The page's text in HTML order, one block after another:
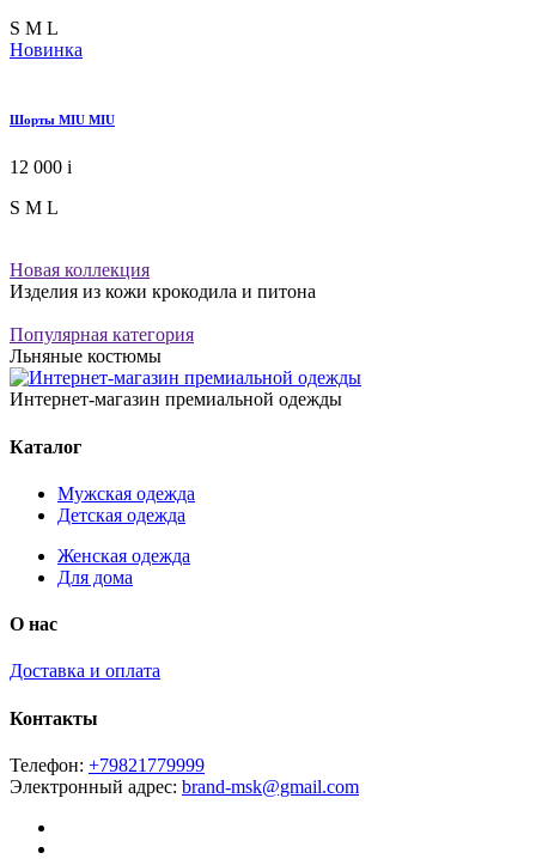
S M L
Новинка
Шорты MIU MIU
12 000 i
S M L
Новая коллекция
Изделия из кожи крокодила и питона
Популярная категория
Льняные костюмы
Интернет-магазин премиальной одежды
Каталог
Мужская одежда
Детская одежда
Женская одежда
Для дома
О нас
Доставка и оплата
Контакты
Телефон: +79821779999
Электронный адрес: brand-msk@gmail.com